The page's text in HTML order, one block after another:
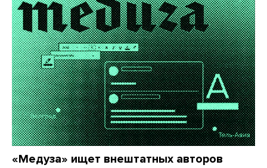
«Медуза» ищет внештатных авторов